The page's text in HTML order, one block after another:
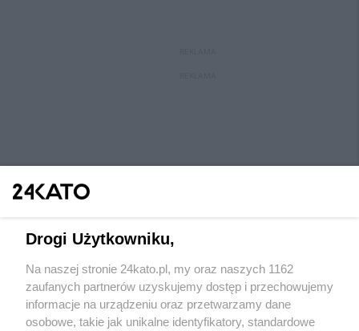
Wydawca mediów lokalnych
Drogi Użytkowniku,
Na naszej stronie 24kato.pl, my oraz naszych 1162
zaufanych partnerów uzyskujemy dostęp i przechowujemy
informacje na urządzeniu oraz przetwarzamy dane
osobowe, takie jak unikalne identyfikatory, standardowe